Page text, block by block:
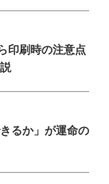
印刷時の注意点
るか」が運命の